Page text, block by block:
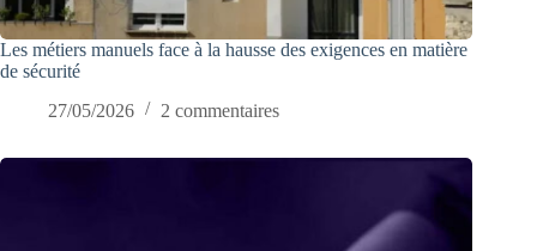
Les métiers manuels face à la hausse des exigences en matière
de sécurité
27/05/2026
2 commentaires